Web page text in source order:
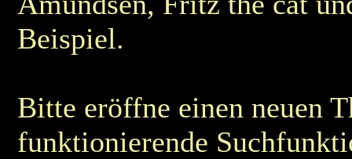
Beispiel.
Bitte eröffne einen neuen
funktionierende